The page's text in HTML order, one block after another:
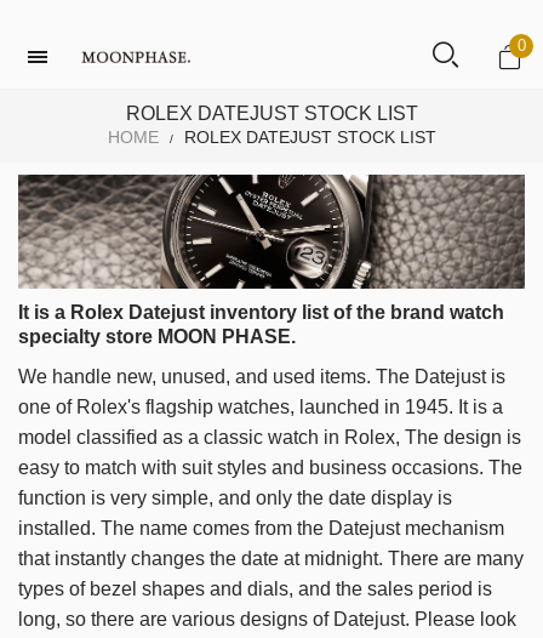
0
ROLEX DATEJUST STOCK LIST
HOME / ROLEX DATEJUST STOCK LIST
It is a Rolex Datejust inventory list of the brand watch
specialty store MOON PHASE.
We handle new, unused, and used items. The Datejust is
one of Rolex's flagship watches, launched in 1945. It is a
model classified as a classic watch in Rolex, The design is
easy to match with suit styles and business occasions. The
function is very simple, and only the date display is
installed. The name comes from the Datejust mechanism
that instantly changes the date at midnight. There are many
types of bezel shapes and dials, and the sales period is
long, so there are various designs of Datejust. Please look